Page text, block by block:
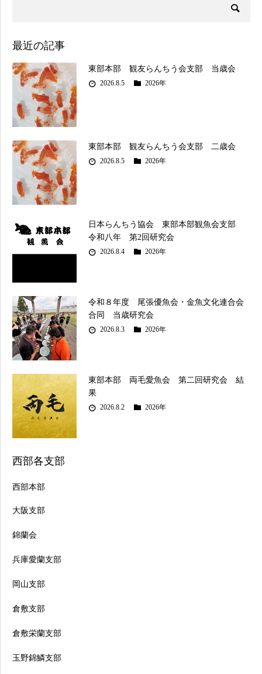
最近の記事
東部本部 観友らんちう会支部 当歳会
2026.8.5 2026年
東部本部 観友らんちう会支部 二歳会
2026.8.5 2026年
日本らんちう協会 東部本部観魚会支部
令和八年 第2回研究会
2026.8.4 2026年
令和８年度 尾張優魚会・金魚文化連合会
合同 当歳研究会
2026.8.3 2026年
東部本部 両毛愛魚会 第二回研究会 結
果
2026.8.2 2026年
西部各支部
西部本部
大阪支部
錦蘭会
兵庫愛蘭支部
岡山支部
倉敷支部
倉敷栄蘭支部
玉野錦鱗支部